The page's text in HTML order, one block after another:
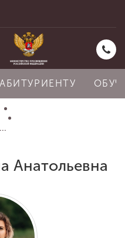
АБИТУРИЕНТУ
Анатольевна